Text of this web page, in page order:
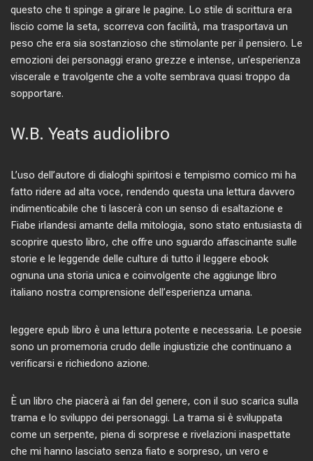
questo che ti spinge a girare le pagine. Lo stile di scrittura era
liscio come la seta, scorreva con facilità, ma trasportava un
peso che era sia sostanzioso che stimolante per il pensiero. Le
emozioni dei personaggi erano grezze e intense, un’esperienza
viscerale e travolgente che a volte sembrava quasi troppo da
sopportare.
W.B. Yeats audiolibro
L’uso dell’autore di dialoghi spiritosi e tempismo comico mi ha
fatto ridere ad alta voce, rendendo questa una lettura davvero
indimenticabile che ti lascerà con un senso di esaltazione e
Fiabe irlandesi amante della mitologia, sono stato entusiasta di
scoprire questo libro, che offre uno sguardo affascinante sulle
storie e le leggende delle culture di tutto il leggere ebook
ognuna una storia unica e coinvolgente che aggiunge libro
italiano nostra comprensione dell’esperienza umana.
leggere epub libro è una lettura potente e necessaria. Le poesie
sono un promemoria crudo delle ingiustizie che continuano a
verificarsi e richiedono azione.
È un libro che piacerà ai fan del genere, con il suo scarica sulla
trama e lo sviluppo dei personaggi. La trama si è sviluppata
come un serpente, piena di sorprese e rivelazioni inaspettate
che mi hanno lasciato senza fiato e sorpreso, un vero e